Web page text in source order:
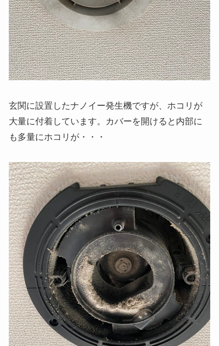
玄関に設置したナノイー発生機ですが、ホコリが
大量に付着しています。カバーを開けると内部に
も多量にホコリが・・・